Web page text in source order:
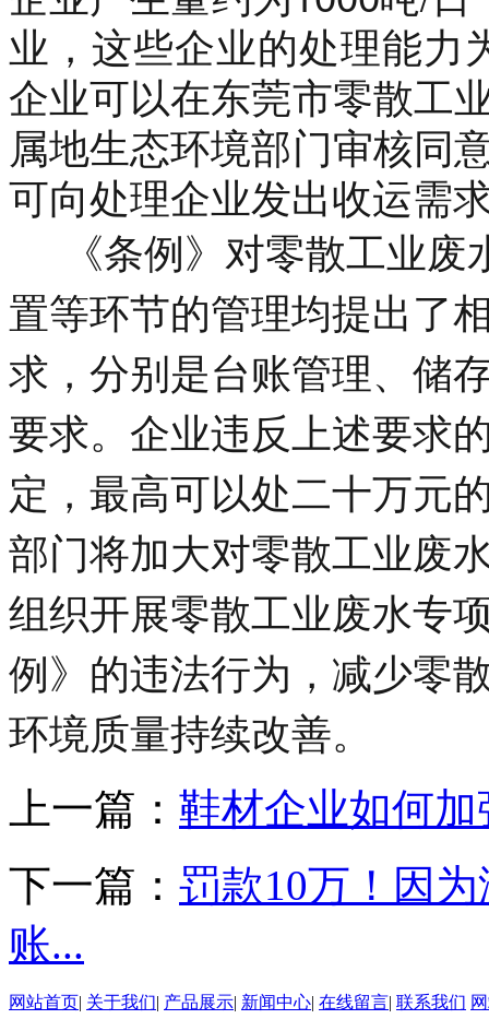
业，这些企业的处理能力
企业可以在东莞市零散工
属地生态环境部门审核同
可向处理企业发出收运需
《条例》对零散工业废
置等环节的管理均提出了
求，分别是台账管理、储
要求。企业违反上述要求
定，最高可以处二十万元
部门将加大对零散工业废
组织开展零散工业废水专
例》的违法行为，减少零
环境质量持续改善。
上一篇： 鞋材企业如何
下一篇： 罚款10万！因
账...
网站首页| 关于我们| 产品展示| 新闻中心| 在线留言| 联系我们